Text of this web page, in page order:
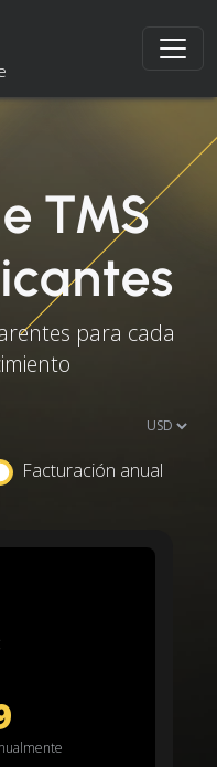
TMS
para cada
Facturación anual